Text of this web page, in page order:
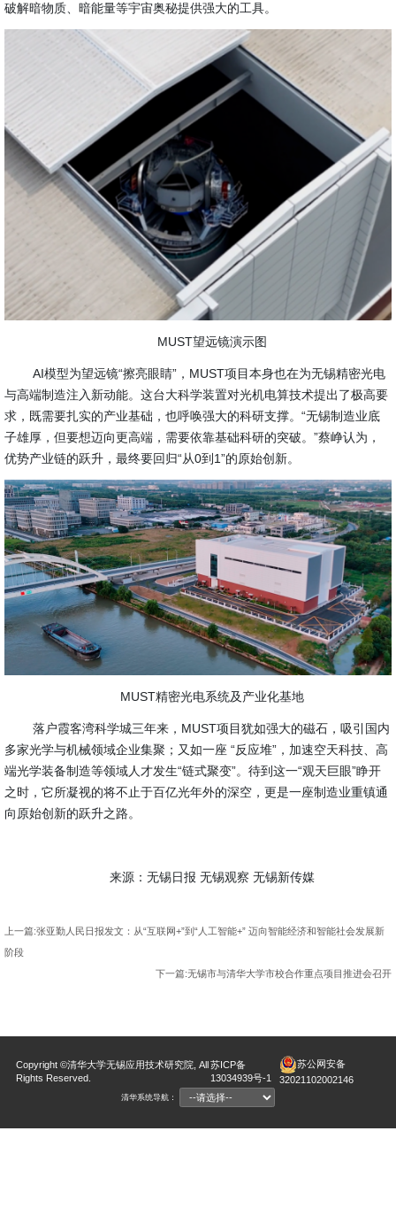
破解暗物质、暗能量等宇宙奥秘提供强大的工具。
MUST望远镜演示图
AI模型为望远镜“擦亮眼睛”，MUST项目本身也在为无锡精密光电
与高端制造注入新动能。这台大科学装置对光机电算技术提出了极高要
求，既需要扎实的产业基础，也呼唤强大的科研支撑。“无锡制造业底
子雄厚，但要想迈向更高端，需要依靠基础科研的突破。”蔡峥认为，
优势产业链的跃升，最终要回归“从0到1”的原始创新。
MUST精密光电系统及产业化基地
落户霞客湾科学城三年来，MUST项目犹如强大的磁石，吸引国内
多家光学与机械领域企业集聚；又如一座 “反应堆”，加速空天科技、高
端光学装备制造等领域人才发生“链式聚变”。待到这一“观天巨眼”睁开
之时，它所凝视的将不止于百亿光年外的深空，更是一座制造业重镇通
向原始创新的跃升之路。
来源：无锡日报 无锡观察 无锡新传媒
上一篇:张亚勤人民日报发文：从“互联网+”到“人工智能+” 迈向智能经济和智能社会发展新
阶段
下一篇:无锡市与清华大学市校合作重点项目推进会召开
Copyright ©清华大学无锡应用技术研究院, All
Rights Reserved.
苏ICP备
13034939号-1
苏公网安备
32021102002146
清华系统导航：